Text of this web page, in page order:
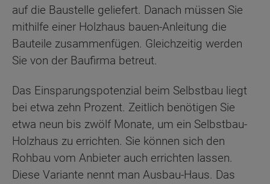
auf die Baustelle geliefert. Danach müssen Sie
mithilfe einer Holzhaus bauen-Anleitung die
Bauteile zusammenfügen. Gleichzeitig werden
Sie von der Baufirma betreut.
Das Einsparungspotenzial beim Selbstbau liegt
bei etwa zehn Prozent. Zeitlich benötigen Sie
etwa neun bis zwölf Monate, um ein Selbstbau-
Holzhaus zu errichten. Sie können sich den
Rohbau vom Anbieter auch errichten lassen.
Diese Variante nennt man Ausbau-Haus. Das